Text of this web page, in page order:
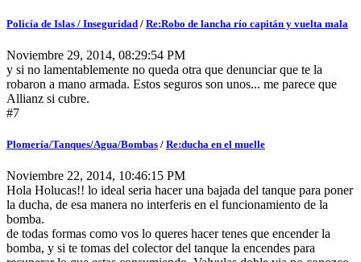
Policía de Islas / Inseguridad / Re:Robo de lancha río capitán y vuelta mala
Noviembre 29, 2014, 08:29:54 PM
y si no lamentablemente no queda otra que denunciar que te la
robaron a mano armada. Estos seguros son unos... me parece que
Allianz si cubre.
#7
Plomería/Tanques/Agua/Bombas / Re:ducha en el muelle
Noviembre 22, 2014, 10:46:15 PM
Hola Holucas!! lo ideal seria hacer una bajada del tanque para poner
la ducha, de esa manera no interferis en el funcionamiento de la
bomba.
de todas formas como vos lo queres hacer tenes que encender la
bomba, y si te tomas del colector del tanque la encendes para